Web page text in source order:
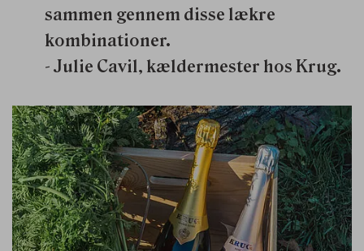
sammen gennem disse lækre
kombinationer.
- Julie Cavil, kældermester hos Krug.